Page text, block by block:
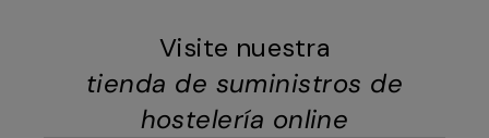
Visite nuestra
tienda de suministros de
hostelería online